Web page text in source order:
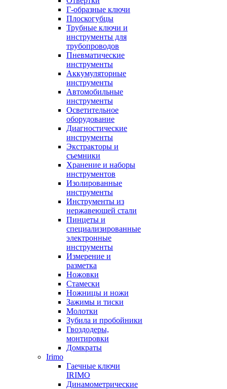
Г-образные ключи
Плоскогубцы
Трубные ключи и
инструменты для
трубопроводов
Пневматические
инструменты
Аккумуляторные
инструменты
Автомобильные
инструменты
Осветительное
оборудование
Диагностические
инструменты
Экстракторы и
съемники
Хранение и наборы
инструментов
Изолированные
инструменты
Инструменты из
нержавеющей стали
Пинцеты и
специализированные
электронные
инструменты
Измерение и
разметка
Ножовки
Стамески
Ножницы и ножи
Зажимы и тиски
Молотки
Зубила и пробойники
Гвоздодеры,
монтировки
Домкраты
Irimo
Гаечные ключи
IRIMO
Динамометрические